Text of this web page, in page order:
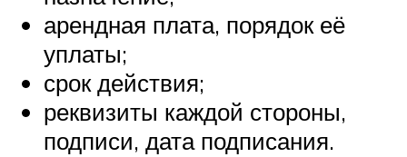
арендная плата, порядок её
уплаты;
срок действия;
реквизиты каждой стороны,
подписи, дата подписания.